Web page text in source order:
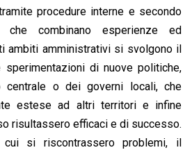
procedure interne e secondo
che combinano esperienze ed
ambiti amministrativi si svolgono il
sperimentazioni di nuove politiche,
centrale o dei governi locali, che
estese ad altri territori e infine
risultassero efficaci e di successo.
cui si riscontrassero problemi, il